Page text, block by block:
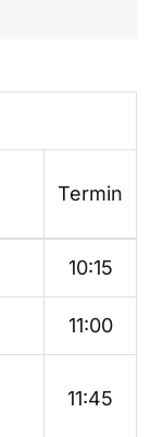
Termin
10:15
11:00
11:45